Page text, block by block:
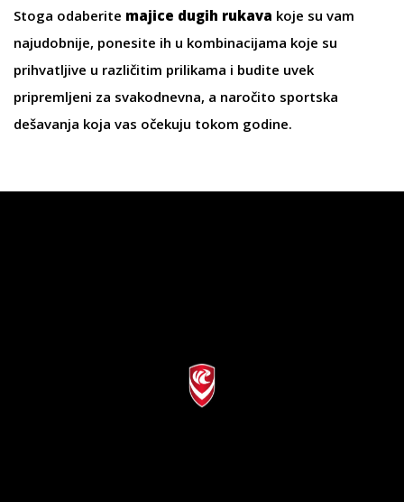
Stoga odaberite majice dugih rukava koje su vam
najudobnije, ponesite ih u kombinacijama koje su
prihvatljive u različitim prilikama i budite uvek
pripremljeni za svakodnevna, a naročito sportska
dešavanja koja vas očekuju tokom godine.